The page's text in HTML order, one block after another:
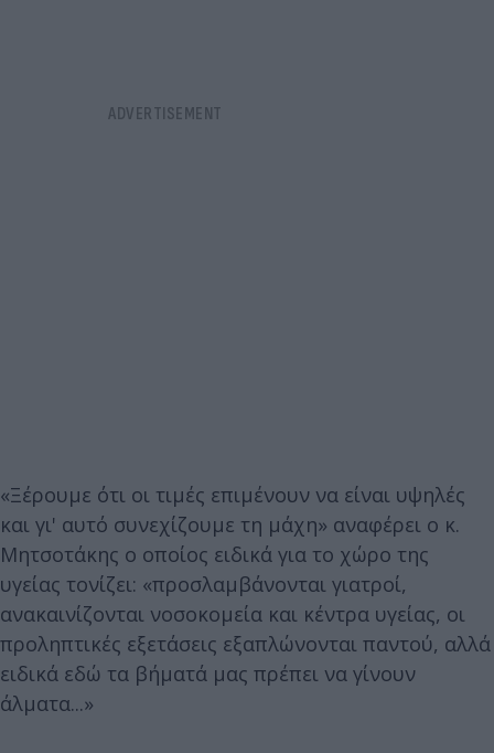
«Ξέρουμε ότι οι τιμές επιμένουν να είναι υψηλές
και γι' αυτό συνεχίζουμε τη μάχη» αναφέρει ο κ.
Μητσοτάκης ο οποίος ειδικά για το χώρο της
υγείας τονίζει: «προσλαμβάνονται γιατροί,
ανακαινίζονται νοσοκομεία και κέντρα υγείας, οι
προληπτικές εξετάσεις εξαπλώνονται παντού, αλλά
ειδικά εδώ τα βήματά μας πρέπει να γίνουν
άλματα...»